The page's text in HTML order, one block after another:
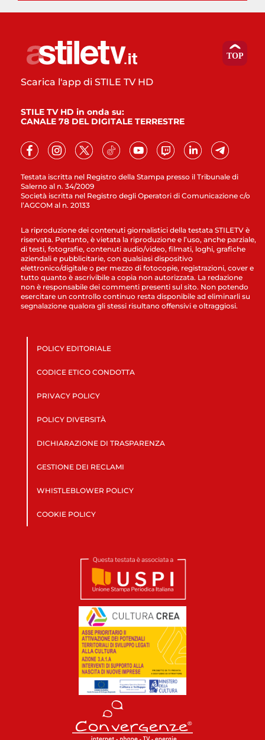
Testata iscritta nel Registro della Stampa presso il Tribunale di
Salerno al n. 34/2009
Società iscritta nel Registro degli Operatori di Comunicazione c/o
l’AGCOM al n. 20133
Scarica l'app di STILE TV HD
STILE TV HD in onda su:
CANALE 78 DEL DIGITALE TERRESTRE
La riproduzione dei contenuti giornalistici della testata STILETV è
riservata. Pertanto, è vietata la riproduzione e l’uso, anche parziale,
di testi, fotografie, contenuti audio/video, filmati, loghi, grafiche
aziendali e pubblicitarie, con qualsiasi dispositivo
elettronico/digitale o per mezzo di fotocopie, registrazioni, cover e
tutto quanto è ascrivibile a copia non autorizzata. La redazione
non è responsabile dei commenti presenti sul sito. Non potendo
esercitare un controllo continuo resta disponibile ad eliminarli su
segnalazione qualora gli stessi risultano offensivi e oltraggiosi.
POLICY EDITORIALE
CODICE ETICO CONDOTTA
PRIVACY POLICY
POLICY DIVERSITÀ
DICHIARAZIONE DI TRASPARENZA
GESTIONE DEI RECLAMI
WHISTLEBLOWER POLICY
COOKIE POLICY